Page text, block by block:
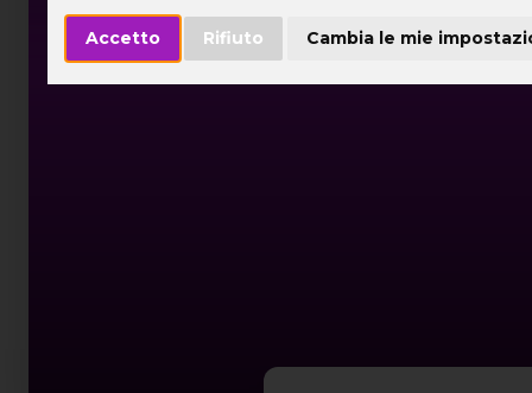
Accetto Rifiuto Cambia le mie